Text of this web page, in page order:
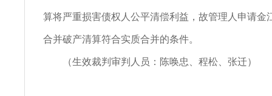
算将严重损害债权人公平清偿利益，故管理人申请金
合并破产清算符合实质合并的条件。
（生效裁判审判人员：陈唤忠、程松、张迁）